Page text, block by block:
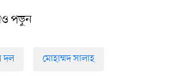
পড়ুন
দল মোহাম্মদ সালাহ